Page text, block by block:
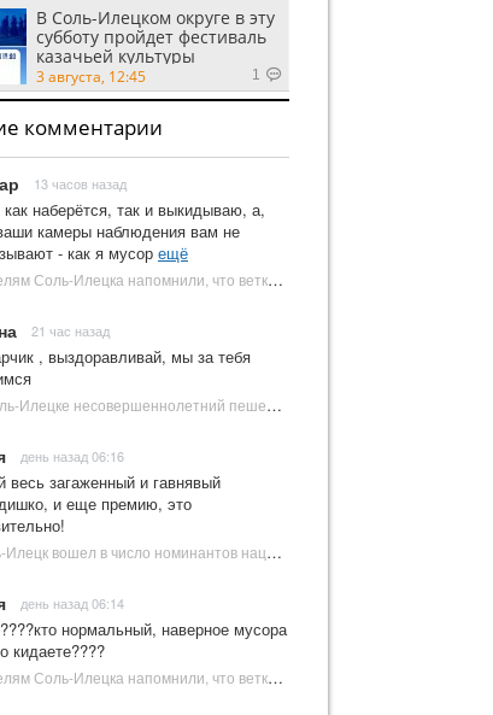
В Соль-Илецком округе в эту
субботу пройдет фестиваль
казачьей культуры
3 августа, 12:45 1
комментарии
13 часов назад
наберётся, так и выкидываю, а,
камеры наблюдения вам не
- как я мусор ещё
Жителям Соль-Илецка напомнили, что ветки от деревьев нельзя оставлять на площадках ТКО | Новости Соль-Илецка
21 час назад
, выздоравливай, мы за тебя
В Соль-Илецке несовершеннолетний пешеход попал под колеса автомобиля | Новости Соль-Илецка
день назад 06:16
весь загаженный и гавнявый
и еще премию, это
Соль-Илецк вошел в число номинантов национальной туристической премии Russian Traveler Awards | Новости Соль-Илецка
день назад 06:14
нормальный, наверное мусора
кидаете????
Жителям Соль-Илецка напомнили, что ветки от деревьев нельзя оставлять на площадках ТКО | Новости Соль-Илецка